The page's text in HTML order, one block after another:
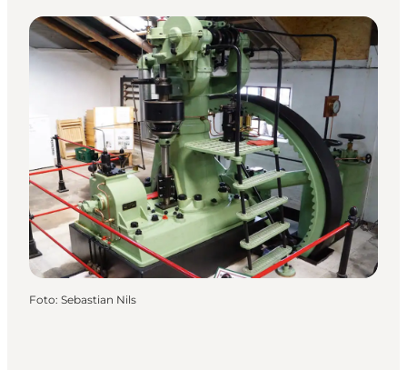
Foto: Sebastian Nils